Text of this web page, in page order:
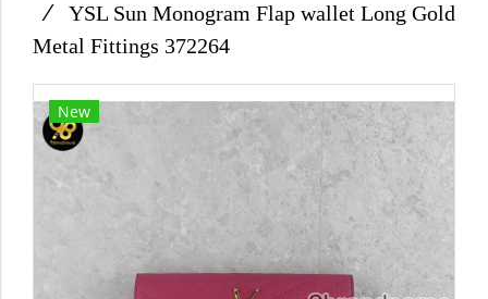
YSL Sun Monogram Flap wallet Long Gold
Metal Fittings 372264
New